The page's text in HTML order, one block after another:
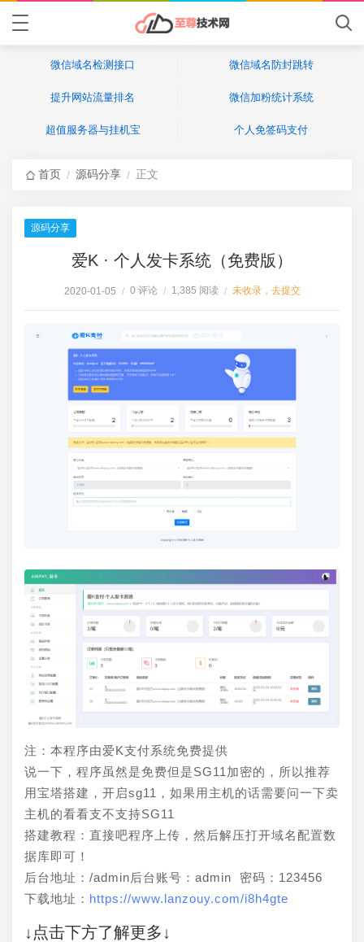
微信域名检测接口 微信域名防封跳转
提升网站流量排名 微信加粉统计系统
超值服务器与挂机宝 个人免签码支付
首页 / 源码分享 / 正文
源码分享
爱K · 个人发卡系统（免费版）
2020-01-05 / 0 评论 / 1,385 阅读 / 未收录，去提交
注：本程序由爱K支付系统免费提供
说一下，程序虽然是免费但是SG11加密的，所以推荐
用宝塔搭建，开启sg11，如果用主机的话需要问一下卖
主机的看看支不支持SG11
搭建教程：直接吧程序上传，然后解压打开域名配置数
据库即可！
后台地址：/admin后台账号：admin 密码：123456
下载地址： https://www.lanzouy.com/i8h4gte
↓点击下方了解更多↓